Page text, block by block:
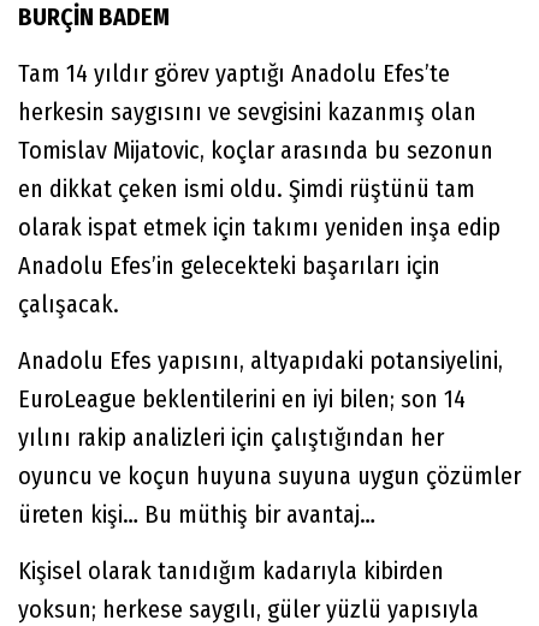
BURÇİN BADEM
Tam 14 yıldır görev yaptığı Anadolu Efes’te
herkesin saygısını ve sevgisini kazanmış olan
Tomislav Mijatovic, koçlar arasında bu sezonun
en dikkat çeken ismi oldu. Şimdi rüştünü tam
olarak ispat etmek için takımı yeniden inşa edip
Anadolu Efes’in gelecekteki başarıları için
çalışacak.
Anadolu Efes yapısını, altyapıdaki potansiyelini,
EuroLeague beklentilerini en iyi bilen; son 14
yılını rakip analizleri için çalıştığından her
oyuncu ve koçun huyuna suyuna uygun çözümler
üreten kişi… Bu müthiş bir avantaj…
Kişisel olarak tanıdığım kadarıyla kibirden
yoksun; herkese saygılı, güler yüzlü yapısıyla